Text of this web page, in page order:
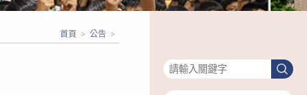
首頁 > 公告 >
搜
尋